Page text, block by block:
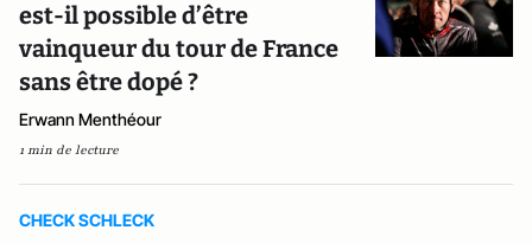
est-il possible d’être
vainqueur du tour de France
sans être dopé ?
Erwann Menthéour
1 min de lecture
CHECK SCHLECK